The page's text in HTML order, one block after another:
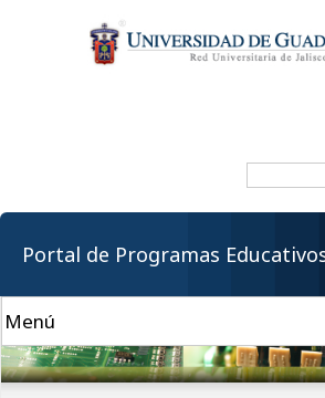
contenido
principal
Buscar
Portal de Programas